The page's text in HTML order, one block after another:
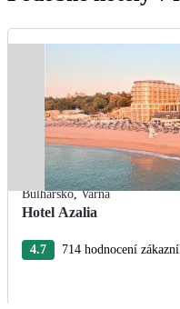
Bulharsko,Varna
Hotel Azalia
4.7 714 hodnocení